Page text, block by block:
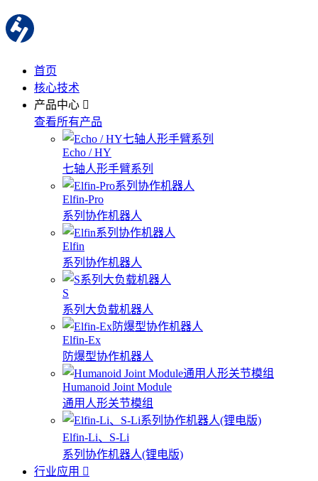
首页
核心技术
产品中心
查看所有产品
Echo / HY
七轴人形手臂系列
Elfin-Pro
系列协作机器人
Elfin
系列协作机器人
S
系列大负载机器人
Elfin-Ex
防爆型协作机器人
Humanoid Joint Module
通用人形关节模组
Elfin-Li、S-Li
系列协作机器人(锂电版)
行业应用